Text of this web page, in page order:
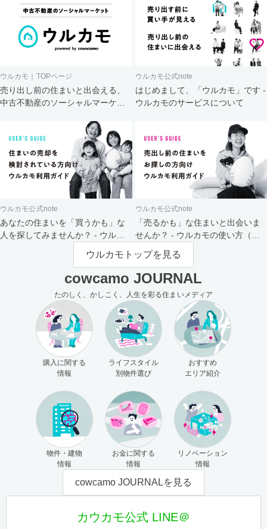
ウルカモ｜TOPページ
売り出し前の住まいと出会える、
中古不動産のソーシャルマーケッ
ウルカモ公式note
はじめまして、「ウルカモ」です -
ウルカモのサービスについて
ウルカモ公式note
あなたの住まいを「買うかも」な
人を探してみませんか？ - ウルカ
ウルカモ公式note
「売るかも」な住まいと出会いま
せんか？ - ウルカモの使い方（買
主さま向け）
ウルカモトップを見る
cowcamo JOURNAL
たのしく、かしこく、人生を彩る住まいメディア
購入に関する
情報
ライフスタイル
別物件選び
おすすめ
エリア紹介
物件・建物
情報
お金に関する
情報
リノベーション
情報
cowcamo JOURNALを見る
カウカモ公式 LINE＠